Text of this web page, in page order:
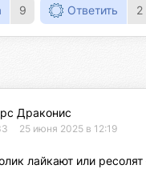
9 Ответить 2
Драконис
25 июня 2025 в 12:19
лайкают или